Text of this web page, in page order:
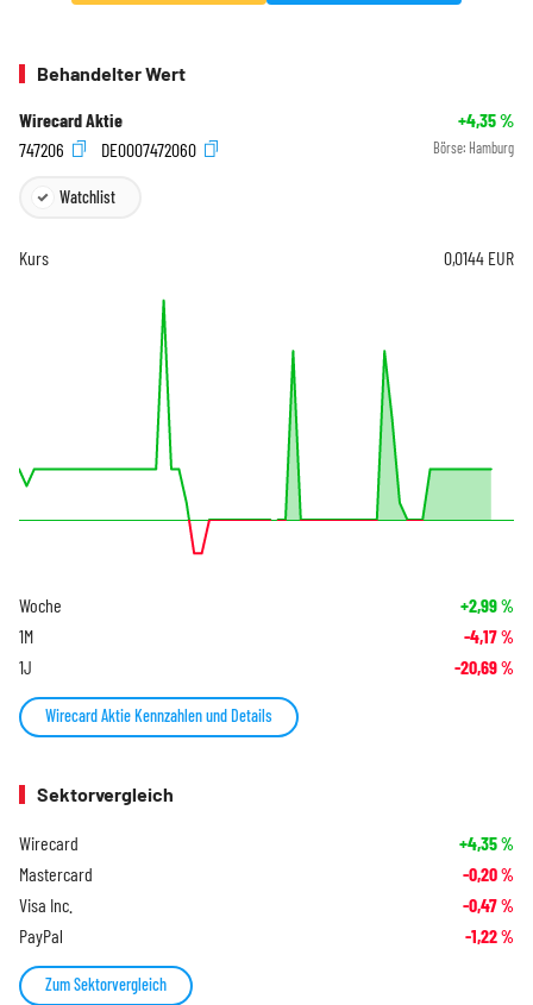
Behandelter Wert
Wirecard Aktie +4,35%
747206
DE0007472060 Börse: Hamburg
Watchlist
Kurs 0,0144 EUR
Woche +2,99%
1M -4,17%
1J -20,69%
Wirecard Aktie Kennzahlen und Details
Sektorvergleich
Wirecard +4,35%
Mastercard -0,20%
Visa Inc. -0,47%
PayPal -1,22%
Zum Sektorvergleich